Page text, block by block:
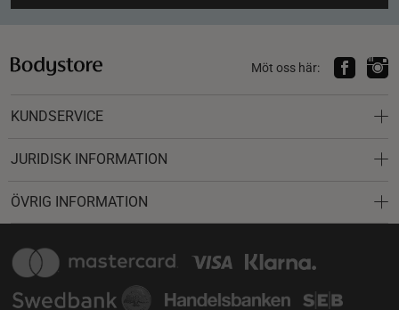
Möt oss här:
KUNDSERVICE
JURIDISK INFORMATION
ÖVRIG INFORMATION